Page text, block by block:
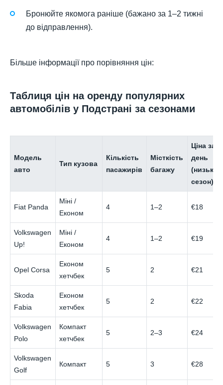
Бронюйте якомога раніше (бажано за 1–2 тижні
до відправлення).
Більше інформації про порівняння цін:
Таблиця цін на оренду популярних
автомобілів у Подстрані за сезонами
Модель
авто
Тип кузова
Кількість
пасажирів
Місткість
багажу
Ціна за
день
(низький
сезон)
Fiat Panda
Міні /
Економ
4 1–2 €18
Volkswagen
Up!
Міні /
Економ
4 1–2 €19
Opel Corsa
Економ
хетчбек
5 2 €21
Skoda
Fabia
Економ
хетчбек
5 2 €22
Volkswagen
Polo
Компакт
хетчбек
5 2–3 €24
Volkswagen
Golf
Компакт 5 3 €28